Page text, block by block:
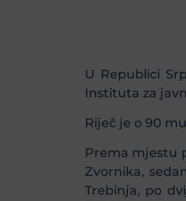
U Republici
Instituta za
Riječ je o 90
Prema mjestu
Zvornika,
Trebinja, po